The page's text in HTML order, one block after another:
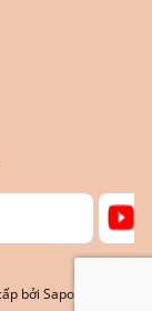
bởi Sapo